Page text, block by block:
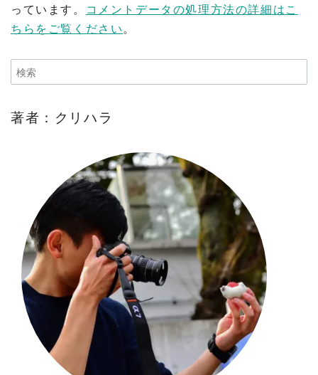
っています。
コメントデータの処理方法の詳細はこ
ちらをご覧ください。
著者：クリハラ